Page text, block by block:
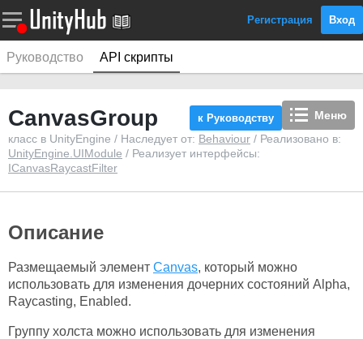
Регистрация Вход
Руководство API скрипты
Меню
к Руководству
CanvasGroup
класс в UnityEngine / Наследует от: Behaviour / Реализовано в:
UnityEngine.UIModule / Реализует интерфейсы:
ICanvasRaycastFilter
Описание
Размещаемый элемент Canvas, который можно
использовать для изменения дочерних состояний Alpha,
Raycasting, Enabled.
Группу холста можно использовать для изменения